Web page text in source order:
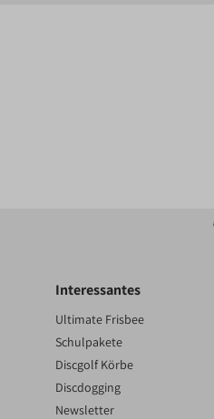
Interessantes
Ultimate Frisbee
Schulpakete
Discgolf Körbe
Discdogging
Newsletter